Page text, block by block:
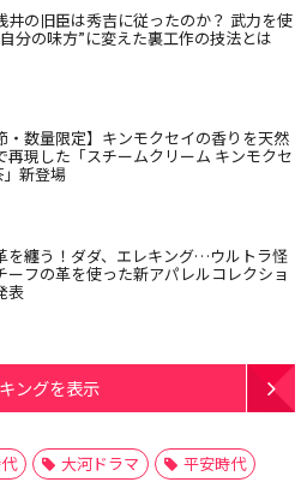
井の旧臣は秀吉に従ったのか？ 武力を使
分の味方”に変えた裏工作の技法とは
・数量限定】キンモクセイの香りを天然
再現した「スチームクリーム キンモクセ
新登場
を纏う！ダダ、エレキング…ウルトラ怪
ーフの革を使った新アパレルコレクショ
表
ングを表示
大河ドラマ
平安時代